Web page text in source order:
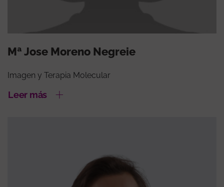
Mª Jose Moreno Negreie
Imagen y Terapia Molecular
Leer más